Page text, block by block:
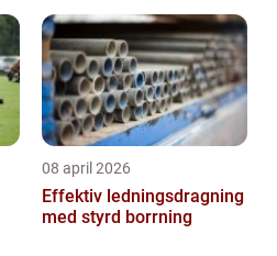
08 april 2026
Effektiv ledningsdragning
med styrd borrning